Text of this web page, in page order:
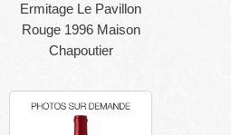
Ermitage Le Pavillon
Rouge 1996 Maison
Chapoutier